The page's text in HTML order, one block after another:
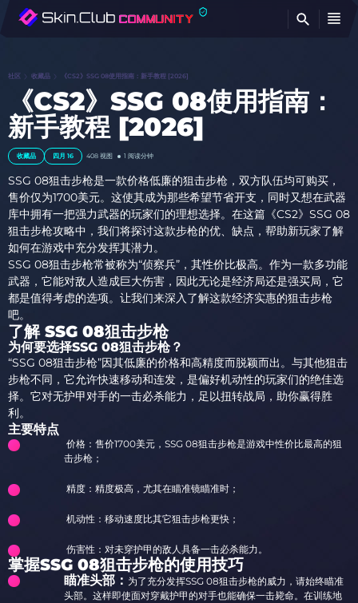
社区 收藏品 《CS2》SSG 08使用指南：新手教程 [2026]
《CS2》SSG 08使用指南：
新手教程 [2026]
收藏品 四月 16 408 视图 1 阅读分钟
SSG 08狙击步枪是一款价格低廉的狙击步枪，双方队伍均可购买，
售价仅为1700美元。这使其成为那些希望节省开支，同时又想在武器
库中拥有一把强力武器的玩家们的理想选择。在这篇《CS2》SSG 08
狙击步枪攻略中，我们将探讨这款步枪的优、缺点，帮助新玩家了解
如何在游戏中充分发挥其潜力。
SSG 08狙击步枪常被称为“侦察兵”，其性价比极高。作为一款多功能
武器，它能对敌人造成巨大伤害，因此无论是经济局还是强买局，它
都是值得考虑的选项。让我们来深入了解这款经济实惠的狙击步枪
吧。
了解 SSG 08狙击步枪
​​为何要选择SSG 08狙击步枪？
“SSG 08狙击步枪”因其低廉的价格和高精度而脱颖而出。与其他狙击
步枪不同，它允许快速移动和连发，是偏好机动性的玩家们的绝佳选
择。它对无护甲对手的一击必杀能力，足以扭转战局，助你赢得胜
利。
主要特点
价格：售价1700美元，SSG 08狙击步枪是游戏中性价比最高的狙
击步枪；
精度：精度极高，尤其在瞄准镜瞄准时；
机动性：移动速度比其它狙击步枪更快；
伤害性：对未穿护甲的敌人具备一击必杀能力。
掌握SSG 08狙击步枪的使用技巧
瞄准头部： 为了充分发挥SSG 08狙击步枪的威力，请始终瞄准
头部。这样即使面对穿戴护甲的对手也能确保一击毙命。在训练地